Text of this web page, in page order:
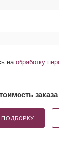
на обработку
заказа
ПОДБОРКУ